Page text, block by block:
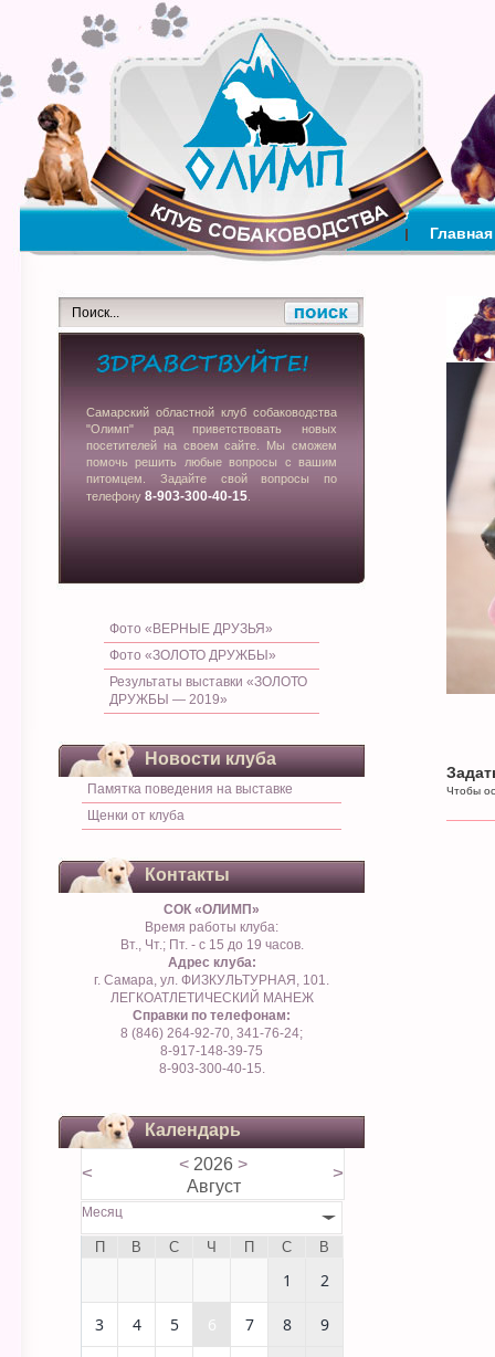
Главная
Самарский областной клуб собаководства
"Олимп" рад приветствовать новых
посетителей на своем сайте. Мы сможем
помочь решить любые вопросы с вашим
питомцем. Задайте свой вопросы по
телефону 8-903-300-40-15
Фото «ВЕРНЫЕ ДРУЗЬЯ»
Фото «ЗОЛОТО ДРУЖБЫ»
Результаты выставки «ЗОЛОТО
ДРУЖБЫ — 2019»
Новости клуба
Памятка поведения на выставке
Щенки от клуба
Контакты
СОК «ОЛИМП»
Время работы клуба:
Вт., Чт.; Пт. - с 15 до 19 часов.
Адрес клуба:
г. Самара, ул. ФИЗКУЛЬТУРНАЯ, 101.
ЛЕГКОАТЛЕТИЧЕСКИЙ МАНЕЖ
Справки по телефонам:
8 (846) 264-92-70, 341-76-24;
8-917-148-39-75
8-903-300-40-15.
Календарь
< < 2026 >
Август
>
Месяц
П В С Ч П С В
1 2
3 4 5 6 7 8 9
Чтобы